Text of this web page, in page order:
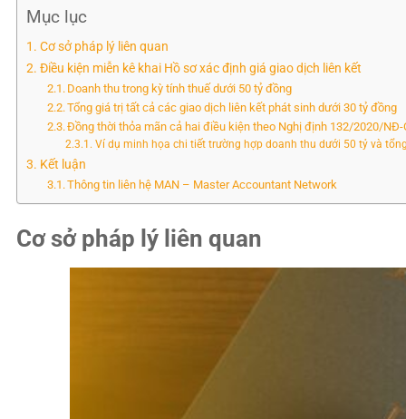
Mục lục
Cơ sở pháp lý liên quan
Điều kiện miễn kê khai Hồ sơ xác định giá giao dịch liên kết
Doanh thu trong kỳ tính thuế dưới 50 tỷ đồng
Tổng giá trị tất cả các giao dịch liên kết phát sinh dưới 30 tỷ đồng
Đồng thời thỏa mãn cả hai điều kiện theo Nghị định 132/2020/NĐ-
Ví dụ minh họa chi tiết trường hợp doanh thu dưới 50 tỷ và
Kết luận
Thông tin liên hệ MAN – Master Accountant Network
Cơ sở pháp lý liên quan